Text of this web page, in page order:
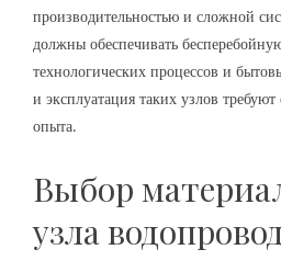
производительностью и сложной
должны обеспечивать
технологических процессов и
и эксплуатация таких узлов
опыта.
Выбор
узла